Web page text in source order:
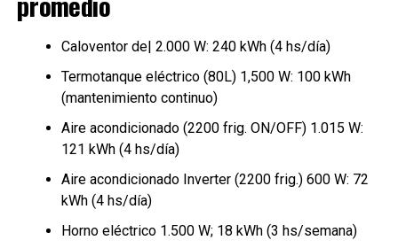
Caloventor de| 2.000 W: 240 kWh (4 hs/día)
Termotanque eléctrico (80L) 1,500 W: 100 kWh
(mantenimiento continuo)
Aire acondicionado (2200 frig. ON/OFF) 1.015 W:
121 kWh (4 hs/día)
Aire acondicionado Inverter (2200 frig.) 600 W: 72
kWh (4 hs/día)
Horno eléctrico 1.500 W; 18 kWh (3 hs/semana)